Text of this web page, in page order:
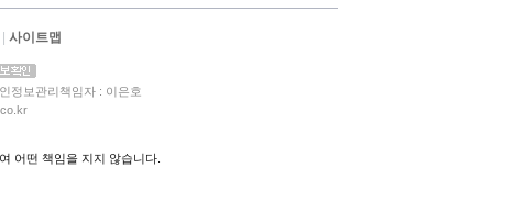
사이트맵
정보관리책임자 : 이은호
어떤 책임을 지지 않습니다.